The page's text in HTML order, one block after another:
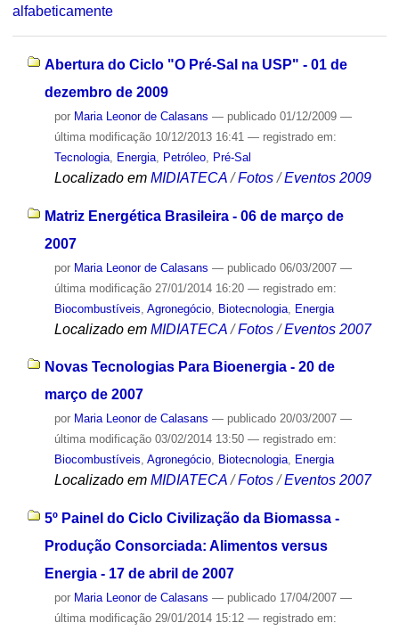
alfabeticamente
Abertura do Ciclo "O Pré-Sal na USP" - 01 de
dezembro de 2009
por Maria Leonor de Calasans — publicado01/12/2009 —
última modificação10/12/2013 16:41 — registrado em:
Tecnologia, Energia, Petróleo, Pré-Sal
Localizado em MIDIATECA /Fotos /Eventos 2009
Matriz Energética Brasileira - 06 de março de
2007
por Maria Leonor de Calasans — publicado06/03/2007 —
última modificação27/01/2014 16:20 — registrado em:
Biocombustíveis Agronegócio, Biotecnologia, Energia
Localizado em MIDIATECA /Fotos /Eventos 2007
Novas Tecnologias Para Bioenergia - 20 de
março de 2007
por Maria Leonor de Calasans — publicado20/03/2007 —
última modificação03/02/2014 13:50 — registrado em:
Biocombustíveis, Agronegócio, Biotecnologia, Energia
Localizado em MIDIATECA /Fotos /Eventos 2007
5º Painel do Ciclo Civilização da Biomassa -
Produção Consorciada: Alimentos versus
Energia - 17 de abril de 2007
por Maria Leonor de Calasans — publicado17/04/2007 —
última modificação29/01/2014 15:12 — registrado em: